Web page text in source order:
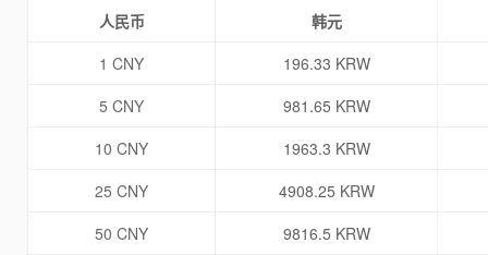
人民币
韩元
1 CNY
196.33 KRW
5 CNY
981.65 KRW
10 CNY
1963.3 KRW
25 CNY
4908.25 KRW
50 CNY
9816.5 KRW